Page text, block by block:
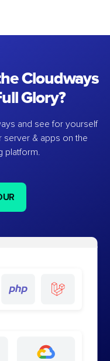
Cloudways
Glory?
and see for yourself
server & apps on the
platform.